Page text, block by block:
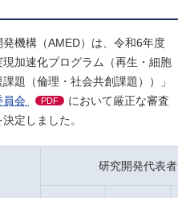
機構（AMED）は、令和6年度
現加速化プログラム（再生・細胞
題（倫理・社会共創課題））」
員会 PDF
において厳正な審査
定しました。
研究開発代表者